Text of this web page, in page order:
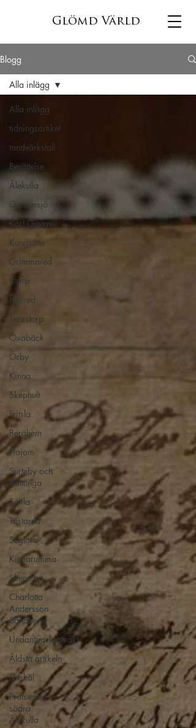
Glömd Värld
Blogg
Alla inlägg
tidningsartikel
tandvärkstall
Berättelse
Älekulla
Gunnarsjö
Karl Gustav
Kungsäter
Grimmared
Istorp
Horred
Torestorp
Öxabäck
Örby
Kinna
Skephult
Fritsla
Berghem
Hajom
Surteby och
Kattunga
Sätila
Tostared
Seglora
Kinnarumma
Skene by
Charlotta
Andersson
Sandberg
Undantagskontrakt
Äldsta artikeln
Fotskäl
Promenad
södra
Älekulla
Alla inlägg